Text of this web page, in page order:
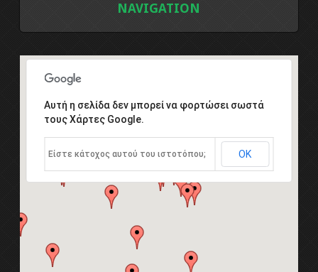
NAVIGATION
ΛΙΣΤΑ ΓΛΥΠΤΩΝ
ΤΟ ΣΥΜΠΟΣΙΟ ΓΛΥΠΤΙΚΗΣ
1ο Διεθνές συμπόσιο γλυπτικής
2ο Διεθνές συμπόσιο γλυπτικής
Αυτή η σελίδα δεν μπορεί να φορτώσει σωστά
τους Χάρτες Google.
Είστε κάτοχος αυτού του ιστοτόπου; ΟΚ